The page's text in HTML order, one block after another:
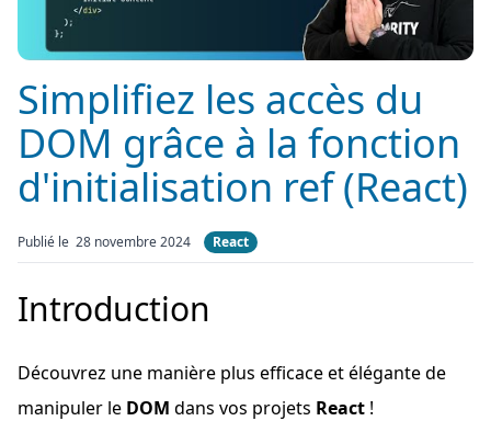
Simplifiez les accès du
DOM grâce à la fonction
d'initialisation ref (React)
Publié le 28 novembre 2024 React
Introduction
Découvrez une manière plus efficace et élégante de
manipuler le DOM dans vos projets React !